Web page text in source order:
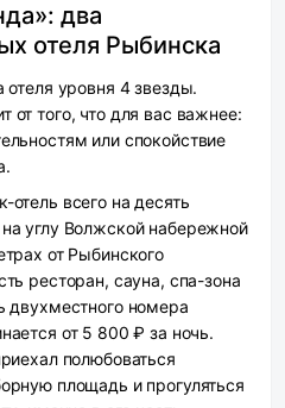
два
отеля Рыбинска
отеля уровня 4 звезды.
того, что для вас важнее:
или спокойствие
всего на десять
углу Волжской набережной
от Рыбинского
ресторан, сауна, спа-зона
двухместного номера
от 5 800 ₽ за ночь.
полюбоваться
площадь и прогуляться